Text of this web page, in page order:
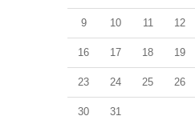
9 10 11 12
16 17 18 19
23 24 25 26
30 31